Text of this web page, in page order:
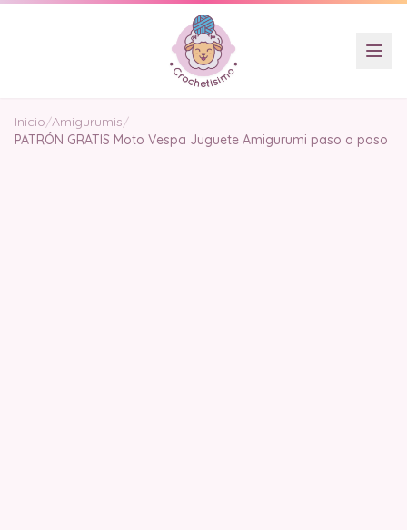
Inicio/Amigurumis/
PATRÓN GRATIS Moto Vespa Juguete Amigurumi paso a paso